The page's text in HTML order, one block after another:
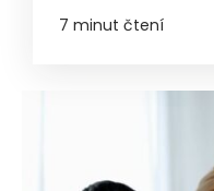
7 minut čtení